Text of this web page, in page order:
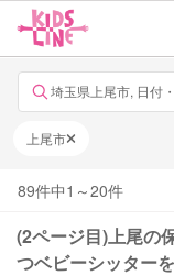
埼玉県上尾市, 日付
上尾市
89件中1 ～20件
(2ページ目)上尾の
つベビーシッター